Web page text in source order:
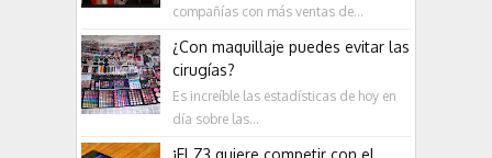
compañías con más ventas de...
¿Con maquillaje puedes evitar las
cirugías?
Es increíble las estadísticas de hoy en
día sobre las...
¡El Z3 quiere competir con el